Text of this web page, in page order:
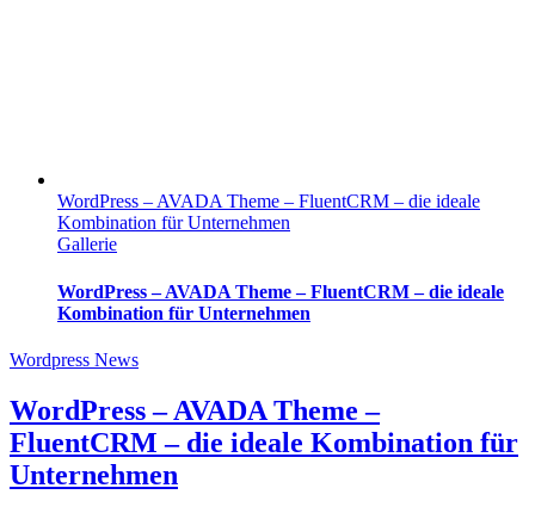
WordPress – AVADA Theme – FluentCRM – die ideale
Kombination für Unternehmen
Gallerie
WordPress – AVADA Theme – FluentCRM – die ideale
Kombination für Unternehmen
Wordpress News
WordPress – AVADA Theme –
FluentCRM – die ideale Kombination für
Unternehmen